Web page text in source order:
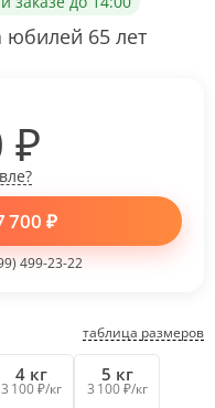
65 лет
таблица размеров
4 кг
3 100 ₽/кг
5 кг
3 100 ₽/кг
₽
700 ₽
499-23-22